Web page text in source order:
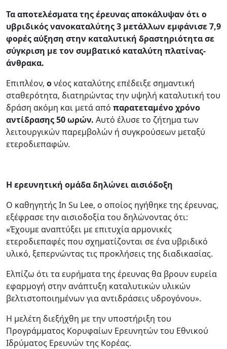
Τα αποτελέσματα της έρευνας αποκάλυψαν ότι ο
υβριδικός νανοκαταλύτης 3 μετάλλων εμφάνισε 7,9
φορές αύξηση στην καταλυτική δραστηριότητα σε
σύγκριση με τον συμβατικό καταλύτη πλατίνας-
άνθρακα.
Επιπλέον, ονέος καταλύτης επέδειξε σημαντική
σταθερότητα, διατηρώντας την υψηλή καταλυτική του
δράση ακόμη και μετά από παρατεταμένο χρόνο
αντίδρασης 50 ωρών. Αυτό έλυσε το ζήτημα των
λειτουργικών παρεμβολών ή συγκρούσεων μεταξύ
ετεροδιεπαφών.
Η ερευνητική ομάδα δηλώνει αισιόδοξη
Ο καθηγητής In Su Lee, ο οποίος ηγήθηκε της έρευνας,
εξέφρασε την αισιοδοξία του δηλώνοντας ότι:
«Έχουμε αναπτύξει με επιτυχία αρμονικές
ετεροδιεπαφές που σχηματίζονται σε ένα υβριδικό
υλικό, ξεπερνώντας τις προκλήσεις της διαδικασίας.
Ελπίζω ότι τα ευρήματα της έρευνας θα βρουν ευρεία
εφαρμογή στην ανάπτυξη καταλυτικών υλικών
βελτιστοποιημένων για αντιδράσεις υδρογόνου».
Η μελέτη διεξήχθη με την υποστήριξη του
Προγράμματος Κορυφαίων Ερευνητών του Εθνικού
Ιδρύματος Ερευνών της Κορέας.